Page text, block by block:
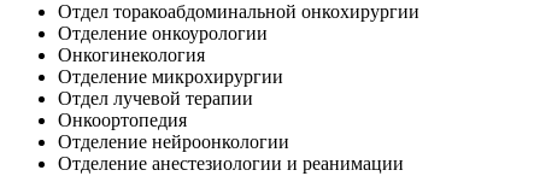
Отдел торакоабдоминальной онкохирургии
Отделение онкоурологии
Онкогинекология
Отделение микрохирургии
Отдел лучевой терапии
Онкоортопедия
Отделение нейроонкологии
Отделение анестезиологии и реанимации